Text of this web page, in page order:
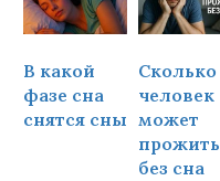
В какой
фазе сна
снятся сны
Сколько
человек
может
прожить
без сна